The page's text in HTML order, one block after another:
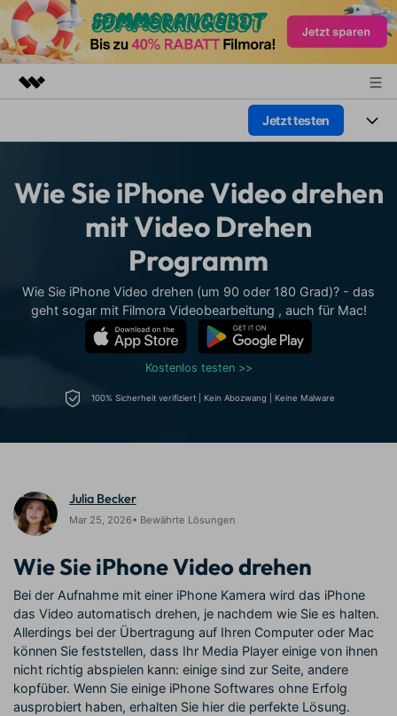
Dienstprogramme
Überblick
Shop
Jetzt testen
Plattformen
Funktionen
Audio
Text
Soziale Medien
Marketing & Business
Ressourcen
Über 100 heiße Video-
Prompts – schnell ähnliche
Meisterkurs
Beherrschen Sie
Kickstart Bootcamp
Lernen, ausdrücken und
erweitern Sie Ihre
Fähigkeiten mit Filmora
Erfahren Sie, wie Sie einen
Creator
Monetarisierungs-
Programm
Monetarisieren Sie
Ihren Einfluss mit Filmora
Freunde-werben-
Programm
An Freunde empfehlen,
Belohnungen erhalten
Hilfe-Center
Erste Schritte
und Kunden
Bewertungen
Kunden-Geschichten
Erfahren Sie, wie unsere
Kunden Erfolg haben
Affiliate-Programm
Schalten Sie Partnerschaften
auf Unternehmensebene frei
Suchen
Wie Sie iPhone Video drehen
mit Video Drehen
Programm
Wie Sie iPhone Video drehen (um 90 oder 180 Grad)? - das
geht sogar mit Filmora Videobearbeitung , auch für Mac!
Kostenlos testen >>
100% Sicherheit verifiziert | Kein Abozwang | Keine Malware
Julia Becker
Mar 25, 2026• Bewährte Lösungen
Wie Sie iPhone Video drehen
Bei der Aufnahme mit einer iPhone Kamera wird das iPhone
das Video automatisch drehen, je nachdem wie Sie es halten.
Allerdings bei der Übertragung auf Ihren Computer oder Mac
können Sie feststellen, dass Ihr Media Player einige von ihnen
nicht richtig abspielen kann: einige sind zur Seite, andere
kopfüber. Wenn Sie einige iPhone Softwares ohne Erfolg
ausprobiert haben, erhalten Sie hier die perfekte Lösung.